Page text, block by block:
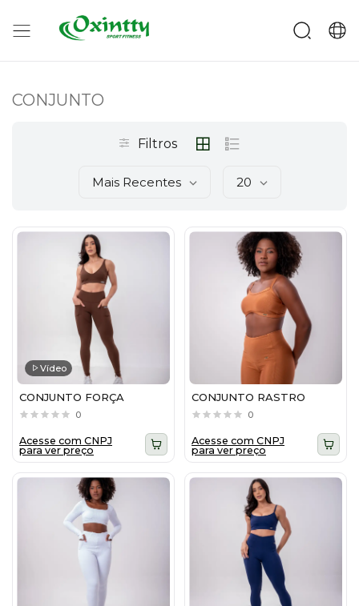
CONJUNTO
Filtros
Mais Recentes 20
Vídeo
CONJUNTO FORÇA
0
Acesse com CNPJ
para ver preço
CONJUNTO RASTRO
0
Acesse com CNPJ
para ver preço